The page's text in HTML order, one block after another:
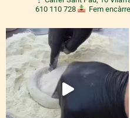
610 110 728
Fem